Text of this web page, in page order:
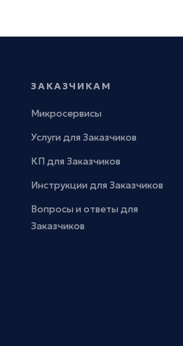
ЗАКАЗЧИКАМ
Микросервисы
Услуги для Заказчиков
КП для Заказчиков
Инструкции для Заказчиков
Вопросы и ответы для
Заказчиков